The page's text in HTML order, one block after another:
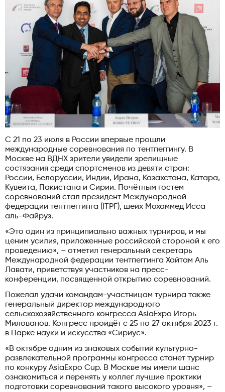
С 21 по 23 июля в России впервые прошли
международные соревнования по тентпеггингу. В
Москве на ВДНХ зрители увидели зрелищные
состязания среди спортсменов из девяти стран:
России, Белоруссии, Индии, Ирана, Казахстана, Катара,
Кувейта, Пакистана и Сирии. Почётным гостем
соревнований стал президент Международной
федерации тентпеггинга (ITPF), шейх Мохаммед Исса
аль-Файруз.
«Это один из принципиально важных турниров, и мы
ценим усилия, приложенные российской стороной к его
проведению», – отметил генеральный секретарь
Международной федерации тентпеггинга Хайтам Аль
Лавати, приветствуя участников на пресс-
конференции, посвященной открытию соревнований.
Пожелал удачи командам-участницам турнира также
генеральный директор международного
сельскохозяйственного конгресса AsiaExpo Игорь
Милованов. Конгресс пройдёт с 25 по 27 октября 2023 г.
в Парке науки и искусства «Сириус».
«В октябре одним из знаковых событий культурно-
развлекательной программы конгресса станет турнир
по конкуру AsiaExpo Cup. В Москве мы имели шанс
ознакомиться и перенять у коллег лучшие практики
подготовки соревнований такого высокого уровня», –